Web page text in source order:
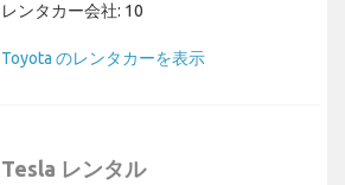
レンタカー会社: 10
Toyota のレンタカーを表示
Tesla レンタル